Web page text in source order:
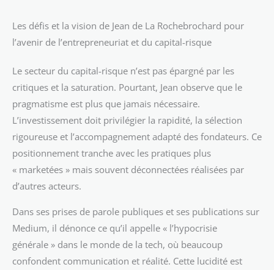
Les défis et la vision de Jean de La Rochebrochard pour
l’avenir de l’entrepreneuriat et du capital-risque
Le secteur du capital-risque n’est pas épargné par les
critiques et la saturation. Pourtant, Jean observe que le
pragmatisme est plus que jamais nécessaire.
L’investissement doit privilégier la rapidité, la sélection
rigoureuse et l’accompagnement adapté des fondateurs. Ce
positionnement tranche avec les pratiques plus
« marketées » mais souvent déconnectées réalisées par
d’autres acteurs.
Dans ses prises de parole publiques et ses publications sur
Medium, il dénonce ce qu’il appelle « l’hypocrisie
générale » dans le monde de la tech, où beaucoup
confondent communication et réalité. Cette lucidité est